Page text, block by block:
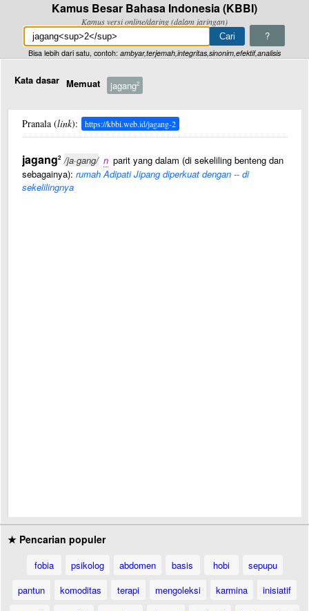
Kamus Besar Bahasa Indonesia (KBBI)
Kamus versi online/daring (dalam jaringan)
?
Bisa lebih dari satu, contoh: ambyar,terjemah,integritas,sinonim,efektif,analisis
Kata dasar Memuat jagang2
Pranala (link): https://kbbi.web.id/jagang-2
jagang2 /ja·gang/ n parit yang dalam (di sekeliling benteng dan
sebagainya): rumah Adipati Jipang diperkuat dengan -- di
sekelilingnya
★ Pencarian populer
fobia psikolog abdomen basis hobi
sepupu
pantun
komoditas terapi mengoleksi karmina
inisiatif